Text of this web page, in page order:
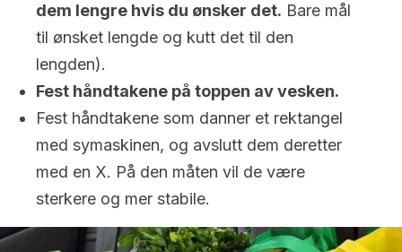
dem lengre hvis du ønsker det. Bare mål
til ønsket lengde og kutt det til den
lengden).
Fest håndtakene på toppen av vesken.
Fest håndtakene som danner et rektangel
med symaskinen, og avslutt dem deretter
med en X. På den måten vil de være
sterkere og mer stabile.